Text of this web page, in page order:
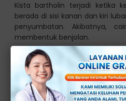
Kista bartholin terjadi ketika
berada di sisi kanan dan kiri
penyumbatan. Akibatnya,
membentuk benjolan.
Pada beberapa kasus,
menimbulkan abses
rasa nyeri, kemerahan, serta